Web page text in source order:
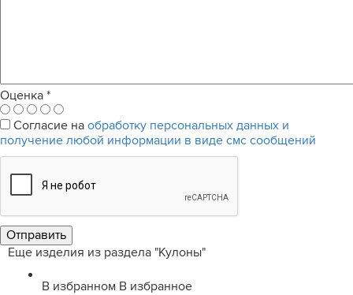
Оценка *
Согласие на обработку персональных данных и
получение любой информации в виде смс сообщений
Еще изделия из раздела "Кулоны"
В избранном В избранное